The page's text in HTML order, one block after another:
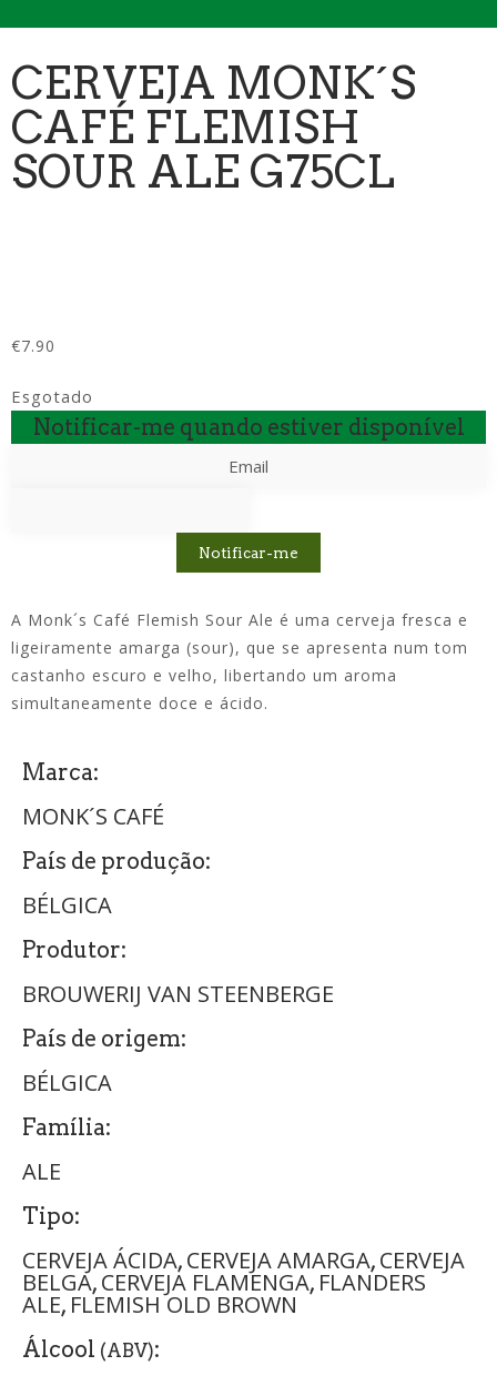
CERVEJA MONK´S
CAFÉ FLEMISH
SOUR ALE G75CL
€7.90
Esgotado
Notificar-me quando estiver disponível
Notificar-me
A Monk´s Café Flemish Sour Ale é uma cerveja fresca e
ligeiramente amarga (sour), que se apresenta num tom
castanho escuro e velho, libertando um aroma
simultaneamente doce e ácido.
Marca:
MONK´S CAFÉ
País de produção:
BÉLGICA
Produtor:
BROUWERIJ VAN STEENBERGE
País de origem:
BÉLGICA
Família:
ALE
Tipo:
CERVEJA ÁCIDA, CERVEJA AMARGA, CERVEJA
BELGA, CERVEJA FLAMENGA, FLANDERS
ALE, FLEMISH OLD BROWN
Álcool (ABV):